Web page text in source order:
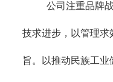
公司注重品牌战
技求进步，以管理求
旨。以推动民族工